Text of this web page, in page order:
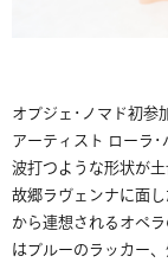
オブジェ･ノマド初参
アーティスト ローラ
波打つような形状が
故郷ラヴェンナに面
から連想されるオペ
はブルーのラッカー